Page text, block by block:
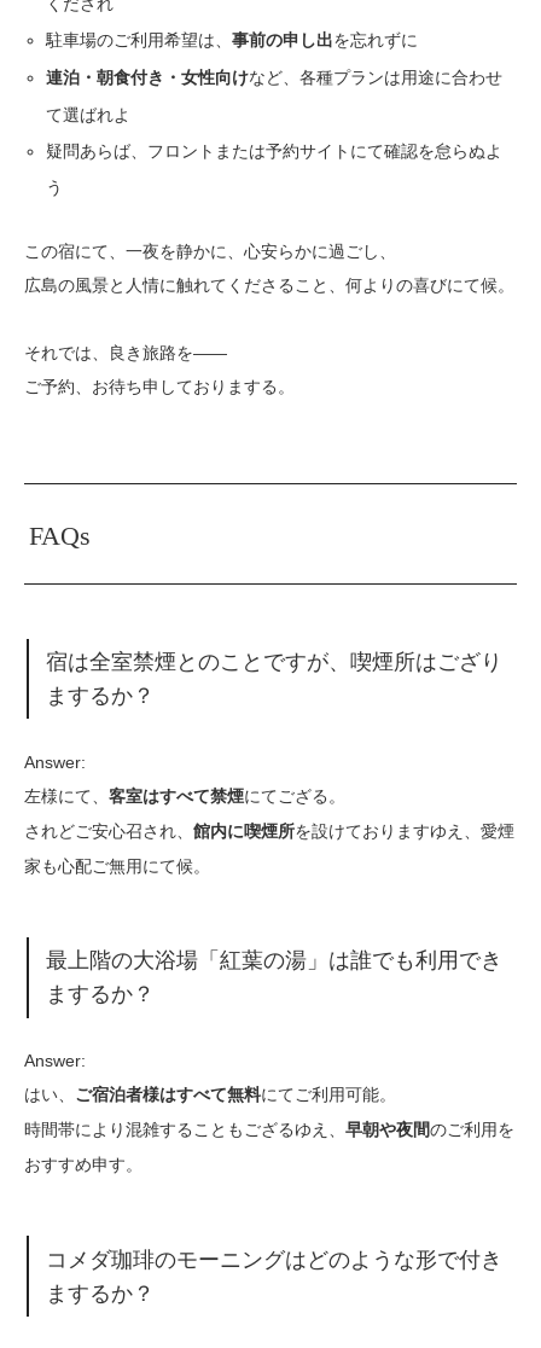
くだされ
駐車場のご利用希望は、事前の申し出を忘れずに
連泊・朝食付き・女性向けなど、各種プランは用途に合わせ
て選ばれよ
疑問あらば、フロントまたは予約サイトにて確認を怠らぬよ
う
この宿にて、一夜を静かに、心安らかに過ごし、
広島の風景と人情に触れてくださること、何よりの喜びにて候。
それでは、良き旅路を――
ご予約、お待ち申しておりまする。
FAQs
宿は全室禁煙とのことですが、喫煙所はござり
まするか？
Answer:
左様にて、 客室はすべて禁煙にてござる。
されどご安心召され、 館内に喫煙所を設けておりますゆえ、愛煙
家も心配ご無用にて候。
最上階の大浴場「紅葉の湯」は誰でも利用でき
まするか？
Answer:
はい、 ご宿泊者様はすべて無料にてご利用可能。
時間帯により混雑することもござるゆえ、 早朝や夜間のご利用を
おすすめ申す。
コメダ珈琲のモーニングはどのような形で付き
まするか？